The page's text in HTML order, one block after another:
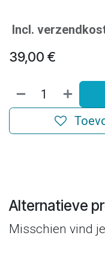
Incl.
39,00 €
Alternatieve
Misschien vind